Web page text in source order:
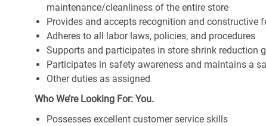
maintenance/cleanliness of the entire store
Provides and accepts recognition and constructive
Adheres to all labor laws, policies, and procedures
Supports and participates in store shrink reduction
Participates in safety awareness and maintains a
Other duties as assigned
Who We’re Looking For: You.
Possesses excellent customer service skills